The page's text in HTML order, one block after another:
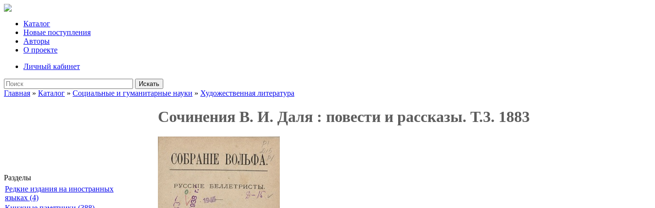
Каталог
Новые поступления
Авторы
О проекте
Личный кабинет
Искать
Главная » Каталог » Социальные и гуманитарные науки » Художественная литература
Разделы
Редкие издания на иностранных
языках (4)
Сочинения В. И. Даля : повести и рассказы. Т.3. 1883